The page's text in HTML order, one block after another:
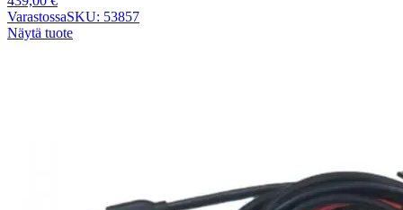
VarastossaSKU: 53857
Näytä tuote